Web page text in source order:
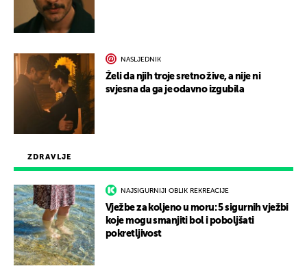
ZDRAVLJE
NAJSIGURNIJI OBLIK REKREACIJE
Vježbe za koljeno u moru: 5 sigurnih vježbi
koje mogu smanjiti bol i poboljšati
pokretljivost
NASLJEDNIK
Želi da njih troje sretno žive, a nije ni
svjesna da ga je odavno izgubila